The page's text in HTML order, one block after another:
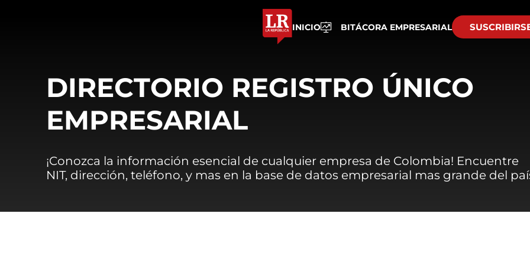
INICIO BITÁCORA EMPRESARIAL
DIRECTORIO REGISTRO ÚNICO
EMPRESARIAL
¡Conozca la información esencial de cualquier empresa de Colombia! Encuentre
NIT, dirección, teléfono, y mas en la base de datos empresarial mas grande del